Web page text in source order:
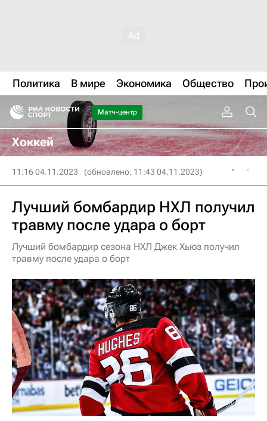
Политика В мире Экономика Общество
Матч-центр
Хоккей
11:16 04.11.2023 (обновлено: 11:43 04.11.2023)
Лучший бомбардир НХЛ получил
травму после удара о борт
Лучший бомбардир сезона НХЛ Джек Хьюз получил
травму после удара о борт